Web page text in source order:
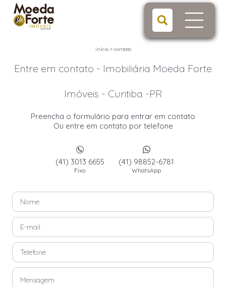
início> contato
Entre em contato - Imobiliária Moeda Forte
Imóveis - Curitiba -PR
Preencha o formulário para entrar em contato
Ou entre em contato por telefone
(41) 3013 6655
Fixo
(41) 98852-6781
WhatsApp